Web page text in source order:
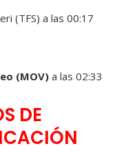
(TFS) a las 00:17
(MOV) a las 02:33
DE